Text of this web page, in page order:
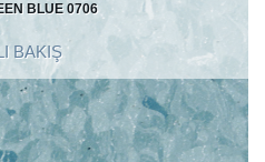
BLUE 0706
BAKIŞ